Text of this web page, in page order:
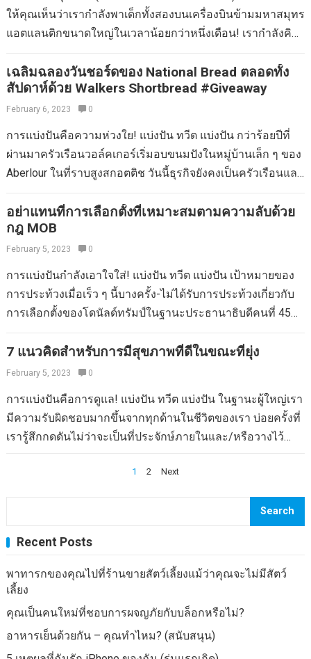
โยงกับความพยายามเช่นเดียวกับเวลาที่จำเป็นมาก การออก
กำลังกายโดยเฉพาะอย่างยิ่งนี้จะต้องกลายเป็นส่วนหนึ่งของ
สะอาดฟันของคุณเอง คุณจะไม่ประสบความสำเร็จจนกว่าจะได้
รับนอกจากนี้คุณจะไม่ได้รับการชักชวนจากการเพิ่มที่เกี่ยวข้อง
กับสุขภาพและสุขภาพรวมถึงสมรรถภาพทางกายเช่นเดียวกับ
อันตรายที่เกี่ยวข้องกับความไม่แน่นอน ด้วยเหตุนี้ให้พูดถึง
เหตุผลว่าทำไมจึงเป็นสิ่งสำคัญอย่างยิ่งที่คุณจะอยู่ในสภาพ
ร่างกายที่ดี…
ข้าวโอ๊ตมุกเนื่องจากช่วยเพิ่มการผลิตนมสำหรับคุณแม่พยาบาล
จำนวนมาก มันเป็นหนึ่งในอาหารที่เติมมากที่สุดที่คุณสามารถ
เลือกที่ดีต่อสุขภาพและมีทางเลือกมากมายสำหรับ Mamas ที่
ต้องการให้ร่างกายของพวกเขาอยู่ในรูปแบบการผลิตนมชั้นนำ
หากคุณต้องการคุณสามารถสร้างคุกกี้ข้าวโอ๊ตได้เป็นชุดเพื่อ
ฉันให้นมลูก คุณสามารถซื้อได้ที่นี่! มิกซ์เทรล คุณสามารถซื้อ
การผสมผสานเส้นทางสำเร็จรูปกับถั่วและผลไม้แห้งได้เสมอ แต่
มันก็ง่ายที่จะทำเอง เพิ่มถั่วชนิดที่คุณต้องการรวมถึงผลไม้จาก
ซีเรียลอาหารเช้าขนาดกัดหรือข้าวโพดคั่วเช่นกัน แอปริคอต
แห้งเป็นส่วนเสริมโดยเฉพาะอย่างยิ่งเนื่องจากรวมถึงไฟโตเอส
โตรเจนเพื่อช่วยในการผลิตนม…
ให้คุณเห็นว่าเรากำลังพาเด็กทั้งสองบนเครื่องบินข้ามมหาสมุทร
แอตแลนติกขนาดใหญ่ในเวลาน้อยกว่าหนึ่งเดือน! เรากำลังคิด
เพื่อนวิทยาลัยที่รักพร้อมกับสามีสูงของเธอและลูกชายที่บิต โอ้
ที่รัก เรากำลังเดินทางวันนี้รวมทั้งกลางคืนกับเด็กชายวัยก่อน
เรียนสองคน ในกระบวนการเตรียมเรากำลังซื้อคู่มือการดาวน์
โหลดแอพทำรายการรวมถึงการคิดเกี่ยวกับการซื้อ (หมอนคอ
ขนาดเด็กคุ้มค่าหรืออึมากขึ้น) ดูสิฉันชอบบรรจุเกือบเท่าการ
เดินทาง ฉันชอบการศึกษาวิจัยเช่นเดียวกับเคล็ดลับดังนั้นนี่คือที่
ที่คุณเข้ามา จุดหมายปลายทางที่เป็นมิตรกับเด็กที่คุณต้องการ
ในโคเปนเฮเกนคืออะไร Daytrips คุ้มค่าที่จะไปเดนมาร์กคู่มือ
การเดินทางผลิตภัณฑ์รวมถึงแหล่งข้อมูลเว็บที่ฉันต้องเข้าใจใน
18 วันก่อนออกเดินทาง? และตอนนี้เรื่องราวด้านหลัง … ในวัน
แรกของฉันกับ Alec เราได้พูดคุยเกี่ยวกับการเดินทาง เรา
แสวงหากันและกันด้วยจุดหมายปลายทางที่แปลกใหม่ที่เราไป
เยี่ยมชมอีกแห่งหนึ่งยังไม่ได้ ประเทศไทยตุรกีและกรีซอยู่ภายใต้
เข็มขัดของฉันอย่างไรก็ตามอเล็กซ์ทำให้ฉันประทับใจกับเคนยา
วางแผนประสบการณ์ที่ยิ่งใหญ่ของเราทั่วโลก ฉันตีพิมพ์แผนที่
ขนาดใหญ่บนผนังของอพาร์ทเมนต์ของเรารวมถึงเราวนเวียน
อยู่ในทุกประเภทและทุกภูมิภาคที่น่าสนใจ บางวันฉันจะวน
เวียนเมือง บางครั้งทวีปทั้งหมด สิ่งหนึ่งที่นำไปสู่อีกหนึ่งการเดิน
ทางที่ยอดเยี่ยมของเราจบลงด้วยการเป็น Monstermoon…
เฉลิมฉลองวันชอร์ดของ National Bread ตลอดทั้ง
สัปดาห์ด้วย Walkers Shortbread #Giveaway
February 6, 2023 0
การแบ่งปันคือความห่วงใย! แบ่งปัน ทวีต แบ่งปัน กว่าร้อยปีที่
ผ่านมาครัวเรือนวอล์คเกอร์เริ่มอบขนมปังในหมู่บ้านเล็ก ๆ ของ
Aberlour ในที่ราบสูงสกอตติช วันนี้ธุรกิจยังคงเป็นครัวเรือนและ
เกอร์ข้าวโอ๊ตพุดดิ้งและขนมชนิดร่วนที่ปราศจากกลูเตนซึ่งตอน
นี้ส่งออกไปยังกว่า 80 ประเทศ เมื่อวานนี้เป็นวันขนมปังแห่งชาติ
และเพื่อเฉลิมฉลองพวกเขาเสนอขนมปังบริโอช! Bread ที่ปราศ
จากกลูเตนของ Walker Walkers Pure Butter Bread Fingers มี
ความอร่อยรวมถึงโครงสร้างที่เหมาะสมเช่นเดียวกับความ
หวานเพื่อชมถ้วยชาที่คุณต้องการ พวกเขาจะถูกอบในรูป
สี่เหลี่ยมจัตุรัสและตัดเป็นรูปทรง “นิ้ว” ที่เพียง…
อย่าแทนที่การเลือกตั้งที่เหมาะสมตามความลับด้วย
กฎ MOB
February 5, 2023 0
การแบ่งปันกำลังเอาใจใส่! แบ่งปัน ทวีต แบ่งปัน เป้าหมายของ
การประท้วงเมื่อเร็ว ๆ นี้บางครั้ง-ไม่ได้รับการประท้วงเกี่ยวกับ
การเลือกตั้งของโดนัลด์ทรัมป์ในฐานะประธานาธิบดีคนที่ 45
เลือกเป็นประธานาธิบดีลาออกจากตำแหน่งหรือไม่? เพื่อให้
แน่ใจว่าเขาไม่เคยเข้ารับตำแหน่ง – โดยวิธีการใด ๆ ที่จำเป็น?
ทรัพย์สินที่อยู่อาศัยของผู้อื่นหรือไม่? ภาพที่ได้รับความ
อนุเคราะห์จาก CBS News แน่นอนว่าเราไม่เคยมีคนที่มีข้อ
บกพร่องในฐานะประธาน ไม่ใช่ไอคอน Progressive Woodrow
ค่าใช้จ่ายของผู้หญิงที่โดดเด่นอย่างไม่น่าเชื่อคลินตันและเจ
f-word, n-word…
7 แนวคิดสำหรับการมีสุขภาพที่ดีในขณะที่ยุ่ง
February 5, 2023 0
การแบ่งปันคือการดูแล! แบ่งปัน ทวีต แบ่งปัน ในฐานะผู้ใหญ่เรา
มีความรับผิดชอบมากขึ้นจากทุกด้านในชีวิตของเรา บ่อยครั้งที่
เรารู้สึกกดดันไม่ว่าจะเป็นที่ประจักษ์ภายในและ/หรือวางไว้
ดูแลตัวเอง ไม่ว่าคุณจะยุ่งแค่ไหนคุณก็ต้องระวังตัวเอง นี่คือ 7
วุ่นวาย ปล่อยความเครียดของคุณ มันเป็นสิ่งสำคัญที่จะปลด
ปล่อยความก้าวร้าวของคุณโดยเฉพาะอย่างยิ่งเมื่อคุณมีอาชีพที่
เครียด ความวิตกกังวลในการบรรจุขวดอาจทำให้การนอนหลับ
น้อยลงซึ่งนำไปสู่ความหงุดหงิดซึมเศร้าและความเครียด การ
ปล่อยความหงุดหงิดของคุณผ่านการออกกำลังกายที่สนุกสนาน
และมีพลังงานสูงเช่นชั้นเรียนมวยอาจเป็นวิธีที่ดีในการปลด
ปล่อยความวิตกกังวลและความก้าวร้าวมากมาย อีกวิธีที่เป็น
ประโยชน์ในการลดความวิตกกังวลในชีวิตของคุณคือการทำ
1 2 Next
Search
Recent Posts
พาทารกของคุณไปที่ร้านขายสัตว์เลี้ยงแม้ว่าคุณจะไม่มีสัตว์
เลี้ยง
คุณเป็นคนใหม่ที่ชอบการผจญภัยกับบล็อกหรือไม่?
อาหารเย็นด้วยกัน – คุณทำไหม? (สนับสนุน)